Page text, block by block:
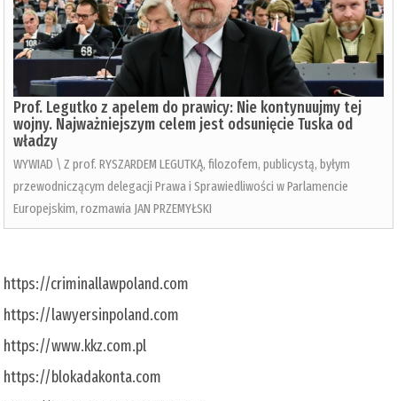
Prof. Legutko z apelem do prawicy: Nie kontynuujmy tej
wojny. Najważniejszym celem jest odsunięcie Tuska od
władzy
WYWIAD \ Z prof. RYSZARDEM LEGUTKĄ, filozofem, publicystą, byłym
przewodniczącym delegacji Prawa i Sprawiedliwości w Parlamencie
Europejskim, rozmawia JAN PRZEMYŁSKI
https://criminallawpoland.com
https://lawyersinpoland.com
https://www.kkz.com.pl
https://blokadakonta.com